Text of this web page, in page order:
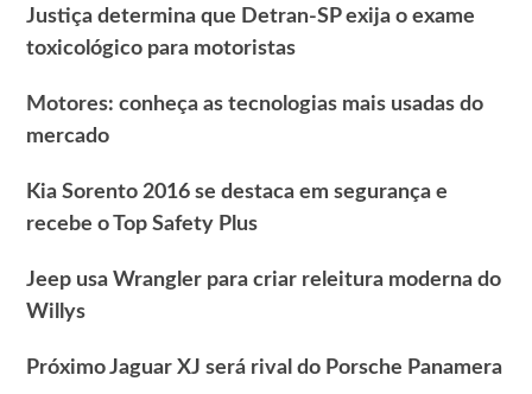
Justiça determina que Detran-SP exija o exame
toxicológico para motoristas
Motores: conheça as tecnologias mais usadas do
mercado
Kia Sorento 2016 se destaca em segurança e
recebe o Top Safety Plus
Jeep usa Wrangler para criar releitura moderna do
Willys
Próximo Jaguar XJ será rival do Porsche Panamera